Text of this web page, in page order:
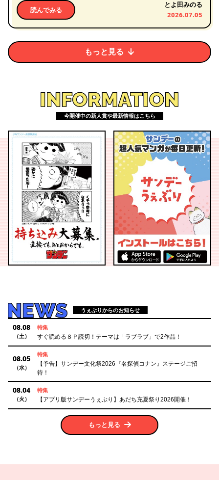
読んでみる
とよ田みのる
2026.07.05
もっと見る
INFORMATION
今開催中の新人賞や最新情報はこちら
NEWS うぇぶりからのお知らせ
08.08
（土）
特集
すぐ読める８Ｐ読切！テーマは「ラブラブ」で2作品！
08.05
（水）
特集
【予告】サンデー文化祭2026『名探偵コナン』ステージご招
待！
08.04
（火）
特集
【アプリ版サンデーうぇぶり】あだち充夏祭り2026開催！
もっと 見る